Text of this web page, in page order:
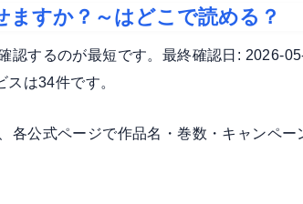
すか？～はどこで読める？
認するのが最短です。最終確認日: 2026-
は34件です。
各公式ページで作品名・巻数・キャンペー